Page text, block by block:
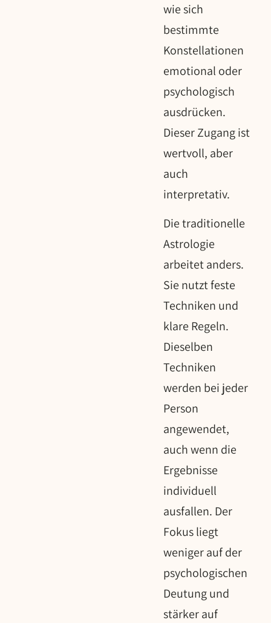
wie sich
bestimmte
Konstellationen
emotional oder
psychologisch
ausdrücken.
Dieser Zugang ist
wertvoll, aber
auch
interpretativ.
Die traditionelle
Astrologie
arbeitet anders.
Sie nutzt feste
Techniken und
klare Regeln.
Dieselben
Techniken
werden bei jeder
Person
angewendet,
auch wenn die
Ergebnisse
individuell
ausfallen. Der
Fokus liegt
weniger auf der
psychologischen
Deutung und
stärker auf